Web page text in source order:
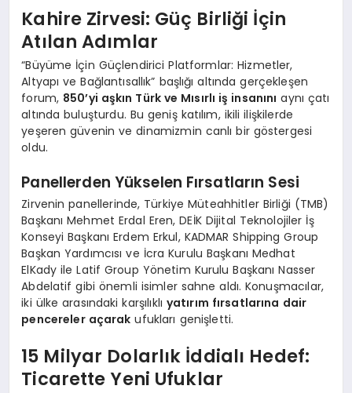
Kahire Zirvesi: Güç Birliği İçin
Atılan Adımlar
“Büyüme İçin Güçlendirici Platformlar: Hizmetler,
Altyapı ve Bağlantısallık” başlığı altında gerçekleşen
forum, 850’yi aşkın Türk ve Mısırlı iş insanını aynı çatı
altında buluşturdu. Bu geniş katılım, ikili ilişkilerde
yeşeren güvenin ve dinamizmin canlı bir göstergesi
oldu.
Panellerden Yükselen Fırsatların Sesi
Zirvenin panellerinde, Türkiye Müteahhitler Birliği (TMB)
Başkanı Mehmet Erdal Eren, DEİK Dijital Teknolojiler İş
Konseyi Başkanı Erdem Erkul, KADMAR Shipping Group
Başkan Yardımcısı ve İcra Kurulu Başkanı Medhat
ElKady ile Latif Group Yönetim Kurulu Başkanı Nasser
Abdelatif gibi önemli isimler sahne aldı. Konuşmacılar,
iki ülke arasındaki karşılıklı yatırım fırsatlarına dair
pencereler açarak ufukları genişletti.
15 Milyar Dolarlık İddialı Hedef:
Ticarette Yeni Ufuklar